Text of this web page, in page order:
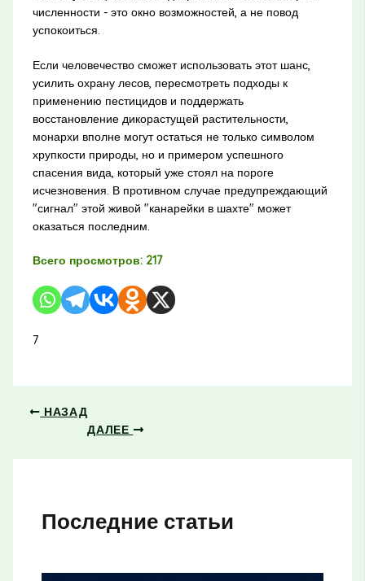
численности - это окно возможностей, а не повод
успокоиться.
Если человечество сможет использовать этот шанс,
усилить охрану лесов, пересмотреть подходы к
применению пестицидов и поддержать
восстановление дикорастущей растительности,
монархи вполне могут остаться не только символом
хрупкости природы, но и примером успешного
спасения вида, который уже стоял на пороге
исчезновения. В противном случае предупреждающий
"сигнал" этой живой "канарейки в шахте" может
оказаться последним.
Всего просмотров: 217
7
НАЗАД
ДАЛЕЕ
Последние статьи